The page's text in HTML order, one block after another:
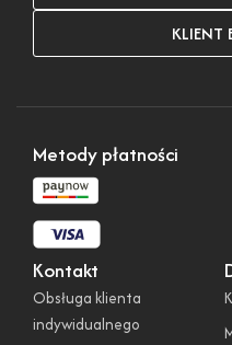
KLIENT
Kontakt
Obsługa klienta
indywidualnego
Metody płatności